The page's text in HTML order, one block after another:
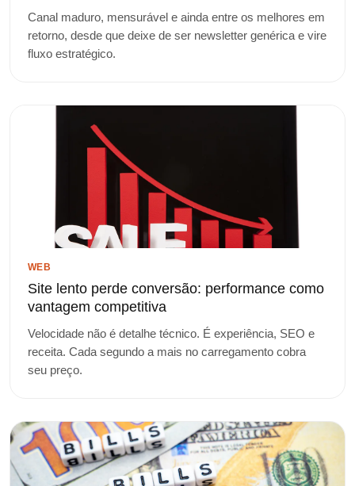
Canal maduro, mensurável e ainda entre os melhores em
retorno, desde que deixe de ser newsletter genérica e vire
fluxo estratégico.
WEB
Site lento perde conversão: performance como
vantagem competitiva
Velocidade não é detalhe técnico. É experiência, SEO e
receita. Cada segundo a mais no carregamento cobra
seu preço.